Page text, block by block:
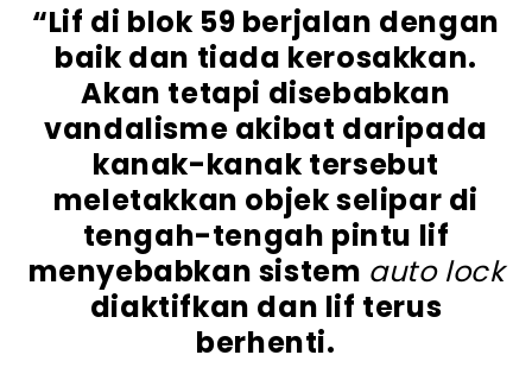
“Lif di blok 59 berjalan dengan
baik dan tiada kerosakkan.
Akan tetapi disebabkan
vandalisme akibat daripada
kanak-kanak tersebut
meletakkan objek selipar di
tengah-tengah pintu lif
menyebabkan sistem auto lock
diaktifkan dan lif terus
berhenti.